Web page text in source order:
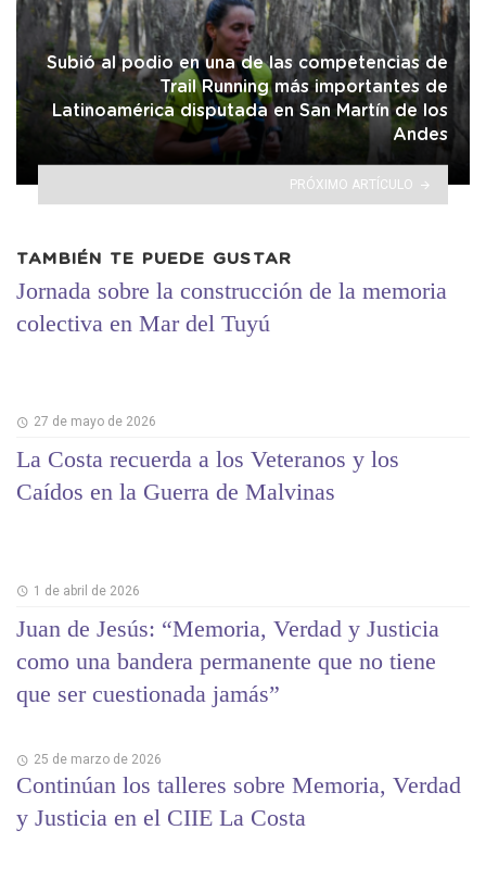
Subió al podio en una de las competencias de
Trail Running más importantes de
Latinoamérica disputada en San Martín de los
Andes
PRÓXIMO ARTÍCULO
TAMBIÉN TE PUEDE GUSTAR
Jornada sobre la construcción de la memoria
colectiva en Mar del Tuyú
27 de mayo de 2026
La Costa recuerda a los Veteranos y los
Caídos en la Guerra de Malvinas
1 de abril de 2026
Juan de Jesús: “Memoria, Verdad y Justicia
como una bandera permanente que no tiene
que ser cuestionada jamás”
25 de marzo de 2026
Continúan los talleres sobre Memoria, Verdad
y Justicia en el CIIE La Costa